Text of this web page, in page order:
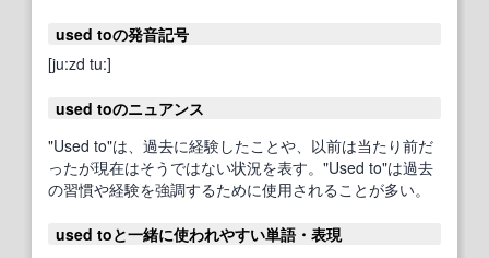
used toの発音記号
[ju:zd tu:]
used toのニュアンス
"Used to"は、過去に経験したことや、以前は当たり前だ
ったが現在はそうではない状況を表す。"Used to"は過去
の習慣や経験を強調するために使用されることが多い。
used toと一緒に使われやすい単語・表現